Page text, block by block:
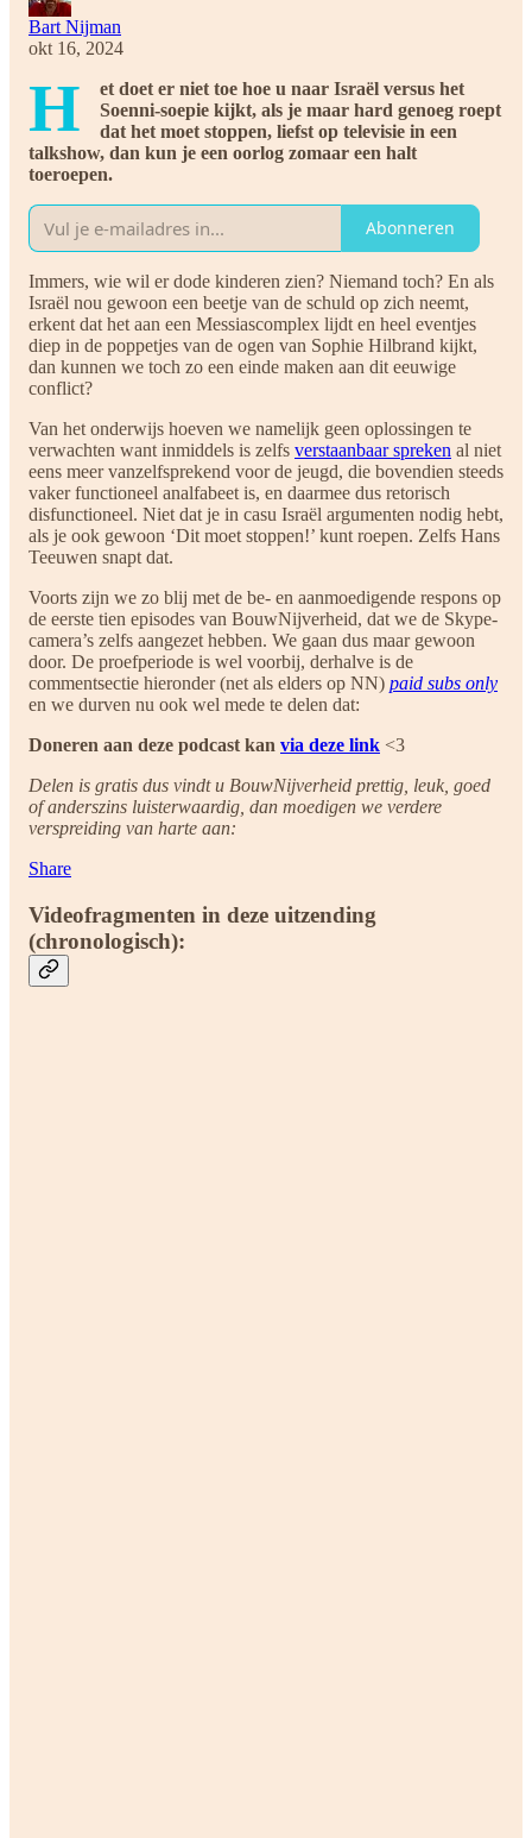
Bart Nijman
okt 16, 2024
H
et doet er niet toe hoe u naar Israël versus het
Soenni-soepie kijkt, als je maar hard genoeg roept
dat het moet stoppen, liefst op televisie in een
talkshow, dan kun je een oorlog zomaar een halt
toeroepen.
Abonneren
Immers, wie wil er dode kinderen zien? Niemand toch? En als
Israël nou gewoon een beetje van de schuld op zich neemt,
erkent dat het aan een Messiascomplex lijdt en heel eventjes
diep in de poppetjes van de ogen van Sophie Hilbrand kijkt,
dan kunnen we toch zo een einde maken aan dit eeuwige
conflict?
Van het onderwijs hoeven we namelijk geen oplossingen te
verwachten want inmiddels is zelfs verstaanbaar spreken al niet
eens meer vanzelfsprekend voor de jeugd, die bovendien steeds
vaker functioneel analfabeet is, en daarmee dus retorisch
disfunctioneel. Niet dat je in casu Israël argumenten nodig hebt,
als je ook gewoon ‘Dit moet stoppen!’ kunt roepen. Zelfs Hans
Teeuwen snapt dat.
Voorts zijn we zo blij met de be- en aanmoedigende respons op
de eerste tien episodes van BouwNijverheid, dat we de Skype-
camera’s zelfs aangezet hebben. We gaan dus maar gewoon
door. De proefperiode is wel voorbij, derhalve is de
commentsectie hieronder (net als elders op NN) paid subs only
en we durven nu ook wel mede te delen dat:
Doneren aan deze podcast kan via deze link <3
Delen is gratis dus vindt u BouwNijverheid prettig, leuk, goed
of anderszins luisterwaardig, dan moedigen we verdere
verspreiding van harte aan:
Share
Videofragmenten in deze uitzending
(chronologisch):